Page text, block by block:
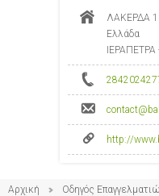
ΛΑΚΕΡΔΑ
Ελλάδα
http://
Αρχική Οδηγός